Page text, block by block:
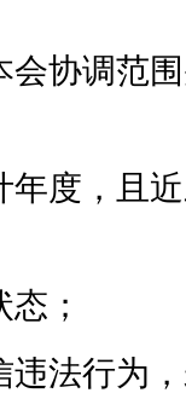
会协调范
年度，且
；
违法行为